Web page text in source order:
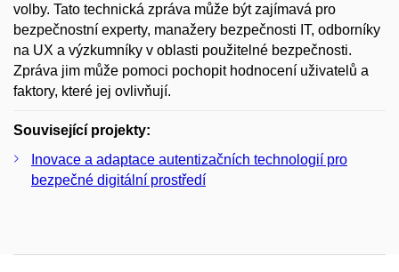
volby. Tato technická zpráva může být zajímavá pro
bezpečnostní experty, manažery bezpečnosti IT, odborníky
na UX a výzkumníky v oblasti použitelné bezpečnosti.
Zpráva jim může pomoci pochopit hodnocení uživatelů a
faktory, které jej ovlivňují.
Související projekty:
Inovace a adaptace autentizačních technologií pro
bezpečné digitální prostředí